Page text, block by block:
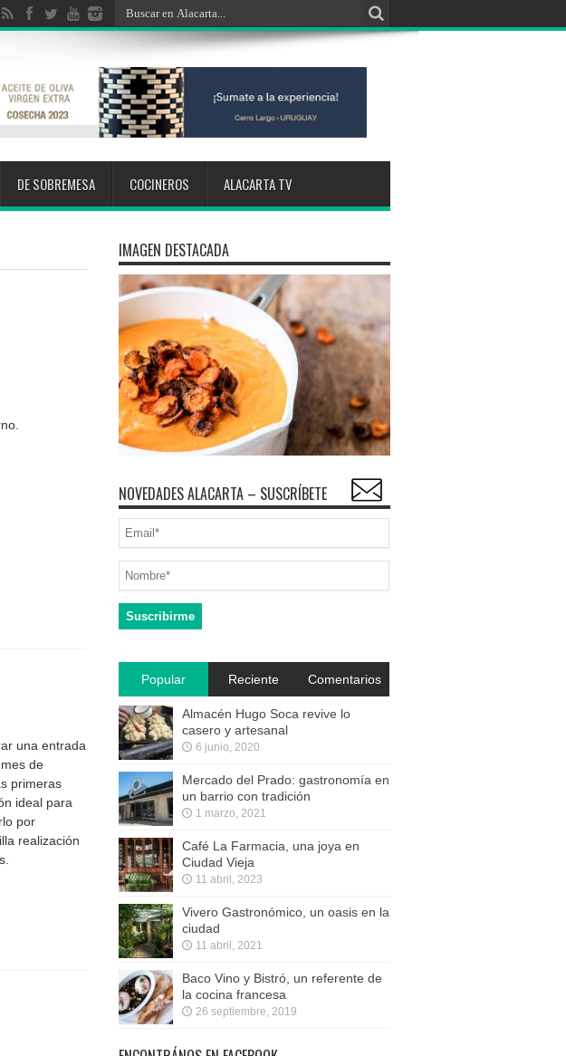
DE SOBREMESA COCINEROS ALACARTA TV
una entrada
de
primeras
ideal para
por
realización
IMAGEN DESTACADA
NOVEDADES ALACARTA – SUSCRÍBETE
Popular Reciente Comentarios
Almacén Hugo Soca revive lo
casero y artesanal
6 junio, 2020
Mercado del Prado: gastronomía en
un barrio con tradición
1 marzo, 2021
Café La Farmacia, una joya en
Ciudad Vieja
11 abril, 2023
Vivero Gastronómico, un oasis en la
ciudad
11 abril, 2021
Baco Vino y Bistró, un referente de
la cocina francesa
26 septiembre, 2019